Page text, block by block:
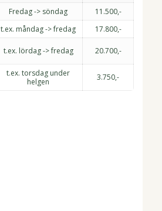
Fredag -> söndag
11.500,-
t.ex. måndag -> fredag
17.800,-
t.ex. lördag -> fredag 20.700,-
t.ex. torsdag under
helgen
3.750,-